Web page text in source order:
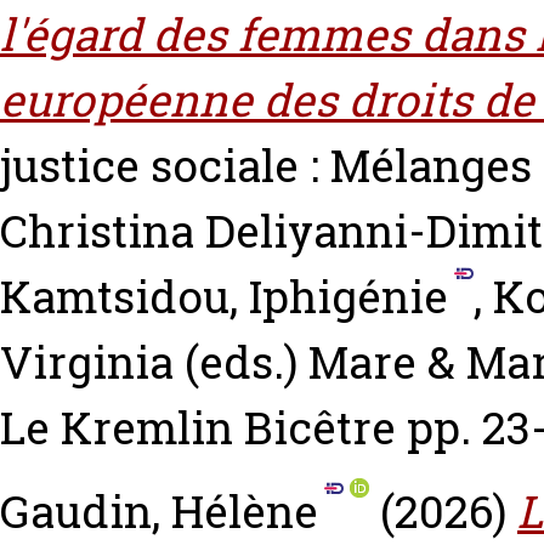
l'égard des femmes
européenne des droits
justice sociale :
Christina Deliyanni-
Kamtsidou, Iphigénie ,
Virginia (eds.) Mare &
Le Kremlin Bicêtre pp.
Gaudin, Hélène
(2026)